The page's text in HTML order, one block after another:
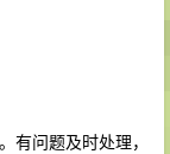
有问题及时处理，